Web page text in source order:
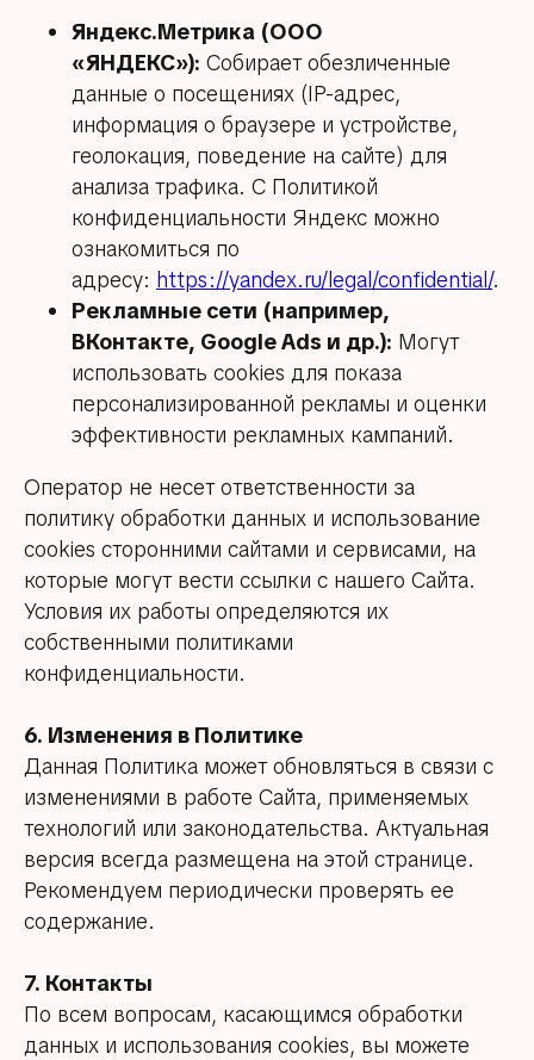
Яндекс.Метрика (ООО
«ЯНДЕКС»): Собирает обезличенные
данные о посещениях (IP-адрес,
информация о браузере и устройстве,
геолокация, поведение на сайте) для
анализа трафика. С Политикой
конфиденциальности Яндекс можно
ознакомиться по
адресу: https://yandex.ru/legal/confidential/.
Рекламные сети (например,
ВКонтакте, Google Ads и др.): Могут
использовать cookies для показа
персонализированной рекламы и оценки
эффективности рекламных кампаний.
Оператор не несет ответственности за
политику обработки данных и использование
cookies сторонними сайтами и сервисами, на
которые могут вести ссылки с нашего Сайта.
Условия их работы определяются их
собственными политиками
конфиденциальности.
6. Изменения в Политике
Данная Политика может обновляться в связи с
изменениями в работе Сайта, применяемых
технологий или законодательства. Актуальная
версия всегда размещена на этой странице.
Рекомендуем периодически проверять ее
содержание.
7. Контакты
По всем вопросам, касающимся обработки
данных и использования cookies, вы можете
Политика конфиденциальности
Пользовательское соглашение
Согласие на обработку ПД
Наверх
Меню
Доставка и оплата
Чат в Telegram
Контакты